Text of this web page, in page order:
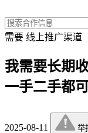
需要 线上推广渠道
我需要长期
一手二手都
2025-08-11 举